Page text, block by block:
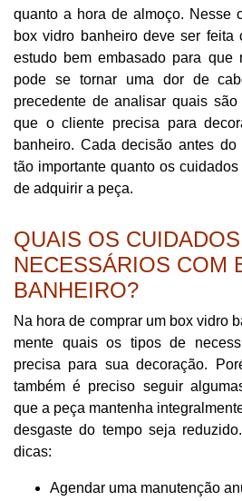
quanto a hora de almoço. Nesse
box vidro banheiro deve ser feita
estudo bem embasado para que
pode se tornar uma dor de
precedente de analisar quais
que o cliente precisa para
banheiro. Cada decisão antes
tão importante quanto os
de adquirir a peça.
QUAIS OS CUIDADOS
NECESSÁRIOS COM
BANHEIRO?
Na hora de comprar um box vidro
mente quais os tipos de
precisa para sua decoração.
também é preciso seguir
que a peça mantenha
desgaste do tempo seja
dicas:
Agendar uma manutenção